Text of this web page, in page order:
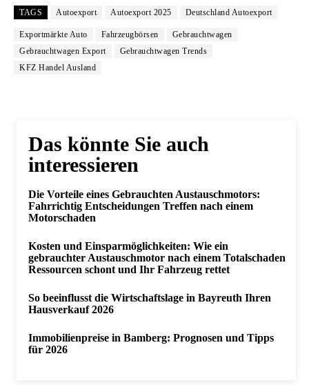
TAGS Autoexport Autoexport 2025 Deutschland Autoexport
Exportmärkte Auto Fahrzeugbörsen
Gebrauchtwagen
Gebrauchtwagen Export
Gebrauchtwagen Trends
KFZ Handel Ausland
Das könnte Sie auch
interessieren
Die Vorteile eines Gebrauchten Austauschmotors:
Fahrrichtig Entscheidungen Treffen nach einem
Motorschaden
Kosten und Einsparmöglichkeiten: Wie ein
gebrauchter Austauschmotor nach einem Totalschaden
Ressourcen schont und Ihr Fahrzeug rettet
So beeinflusst die Wirtschaftslage in Bayreuth Ihren
Hausverkauf 2026
Immobilienpreise in Bamberg: Prognosen und Tipps
für 2026